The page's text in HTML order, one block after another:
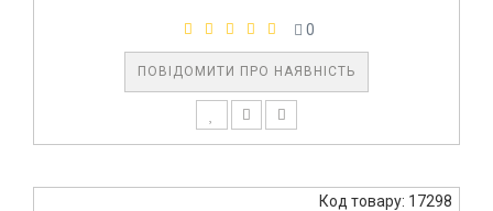
0
ПОВІДОМИТИ ПРО НАЯВНІСТЬ
Код товару: 17298